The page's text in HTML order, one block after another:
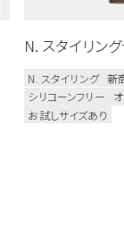
N. スタイリン
N. スタイリング 新
シリコーンフリー
お試しサイズあり